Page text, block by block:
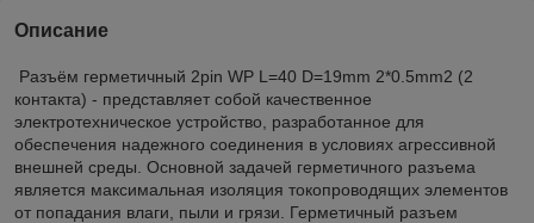
Описание
Разъём герметичный 2pin WP L=40 D=19mm 2*0.5mm2 (2
контакта) - представляет собой качественное
электротехническое устройство, разработанное для
обеспечения надежного соединения в условиях агрессивной
внешней среды. Основной задачей герметичного разъема
является максимальная изоляция токопроводящих элементов
от попадания влаги, пыли и грязи. Герметичный разъем